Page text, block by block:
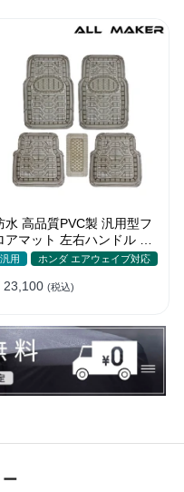
水 高品質PVC製 汎用型フ
アマット 左右ハンドル 汚
防止 DIY 滑り防止 耐久
汎用 ホンダ エアウェイブ対応
23,100 (税込)
ー